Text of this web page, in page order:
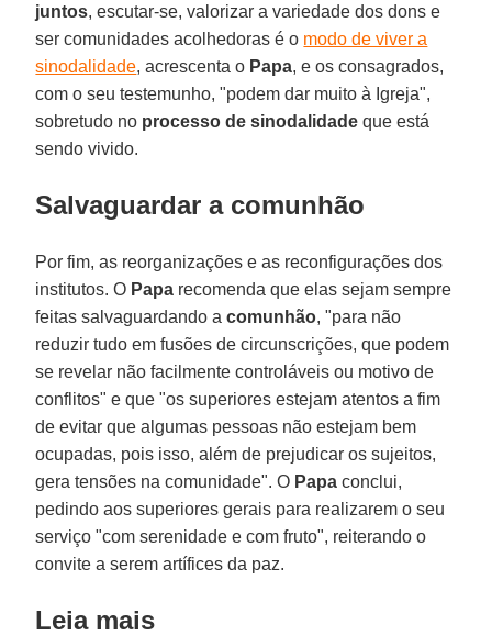
juntos, escutar-se, valorizar a variedade dos dons e
ser comunidades acolhedoras é o modo de viver a
sinodalidade, acrescenta o Papa, e os consagrados,
com o seu testemunho, "podem dar muito à Igreja",
sobretudo no processo de sinodalidade que está
sendo vivido.
Salvaguardar a comunhão
Por fim, as reorganizações e as reconfigurações dos
institutos. O Papa recomenda que elas sejam sempre
feitas salvaguardando acomunhão, "para não
reduzir tudo em fusões de circunscrições, que podem
se revelar não facilmente controláveis ou motivo de
conflitos" e que "os superiores estejam atentos a fim
de evitar que algumas pessoas não estejam bem
ocupadas, pois isso, além de prejudicar os sujeitos,
gera tensões na comunidade". O Papa conclui,
pedindo aos superiores gerais para realizarem o seu
serviço "com serenidade e com fruto", reiterando o
convite a serem artífices da paz.
Leia mais